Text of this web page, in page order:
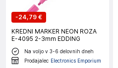
-24,79 €
KREDNI MARKER NEON ROZA
E-4095 2-3mm EDDING
Na voljo v 3-6 delovnih dneh
Prodajalec Electronics Emporium